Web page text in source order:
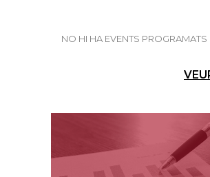
NO HI HA EVENTS PROGRAMATS